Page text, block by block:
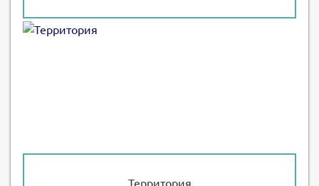
Территория